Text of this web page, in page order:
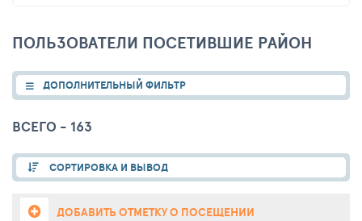
ПОЛЬЗОВАТЕЛИ ПОСЕТИВШИЕ РАЙОН
ДОПОЛНИТЕЛЬНЫЙ ФИЛЬТР
ВСЕГО - 163
СОРТИРОВКА И ВЫВОД
ДОБАВИТЬ ОТМЕТКУ О ПОСЕЩЕНИИ